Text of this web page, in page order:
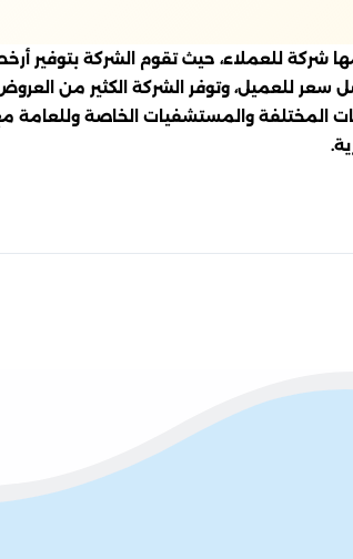
للعملاء، حيث تقوم الشركة بتوفير
للعميل، وتوفر الشركة الكثير من
والمستشفيات الخاصة وللعامة مع